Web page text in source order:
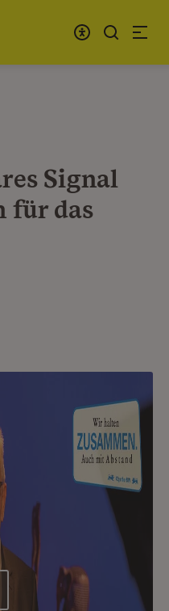
Signal
für das
abspielen